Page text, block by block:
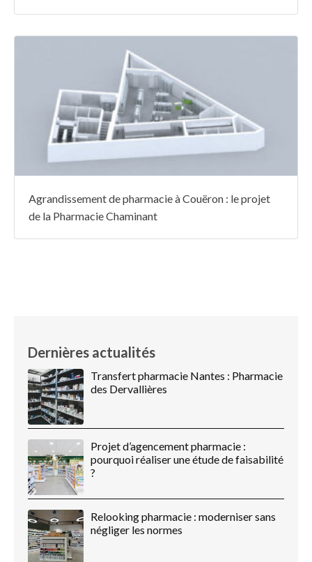
Agrandissement de pharmacie à Couëron : le projet
de la Pharmacie Chaminant
Dernières actualités
Transfert pharmacie Nantes : Pharmacie
des Dervallières
Projet d’agencement pharmacie :
pourquoi réaliser une étude de faisabilité
?
Relooking pharmacie : moderniser sans
négliger les normes